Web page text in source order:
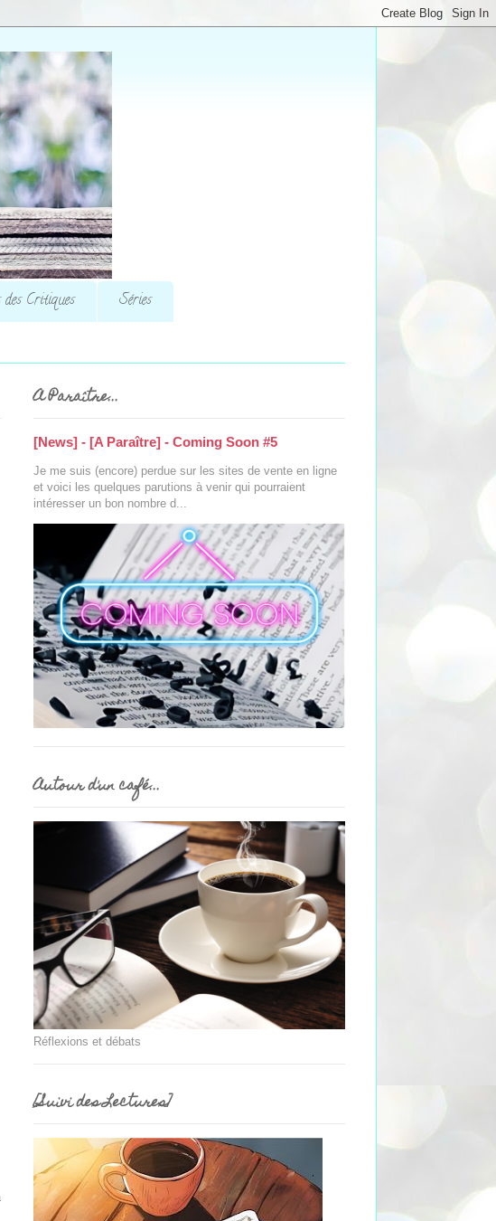
Critiques
Séries
A Paraître...
[News] - [A Paraître] - Coming Soon #5
Je me suis (encore) perdue sur les sites de vente en ligne
et voici les quelques parutions à venir qui pourraient
intéresser un bon nombre d...
Autour d'un café...
Réflexions et débats
[Suivi des Lectures]